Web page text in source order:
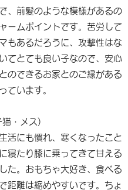
、前髪のような模様があるの
ームポイントです。苦労して
もあるだろうに、攻撃性はな
てとても良い子なので、安心
のできるお家とのご縁がある
ています。
・メス)
活にも慣れ、寒くなったこと
寝たり膝に乗ってきて甘える
た。おもちゃ大好き、食べる
距離は縮めやすいです。ちょ